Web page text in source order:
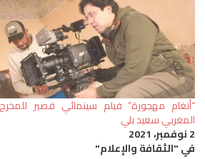
“أنغام مهجورة” فيلم سينمائي قصير للمخرج
المغربي سعيد بلي
2 نوفمبر، 2021
في "الثقافة والإعلام"